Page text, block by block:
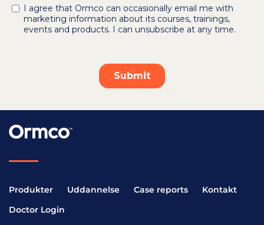
Produkter Uddannelse Case reports
Kontakt
Doctor Login